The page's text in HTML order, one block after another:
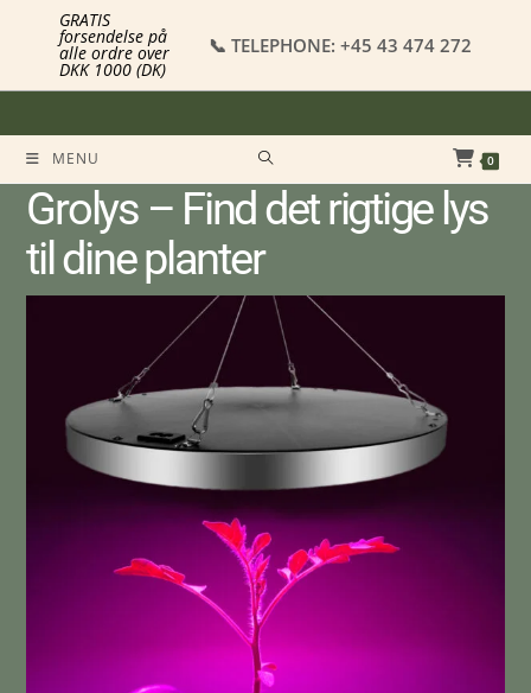
📞 TELEPHONE: +45 43 474 272
GRATIS
forsendelse på
alle ordre over
DKK 1000 (DK)
0
MENU
Grolys – Find det rigtige lys
til dine planter